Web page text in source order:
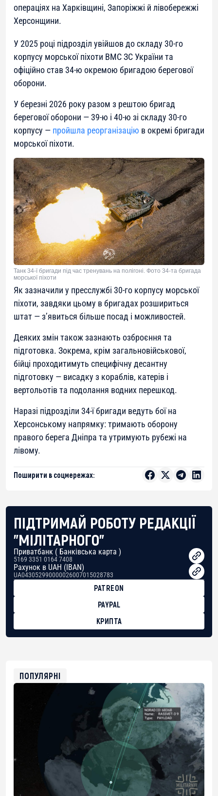
операціях на Харківщині, Запоріжжі й лівобережжі
Херсонщини.
У 2025 році підрозділ увійшов до складу 30-го
корпусу морської піхоти ВМС ЗС України та
офіційно став 34-ю окремою бригадою берегової
оборони.
У березні 2026 року разом з рештою бригад
берегової оборони — 39-ю і 40-ю зі складу 30-го
корпусу — пройшла реорганізацію в окремі бригади
морської піхоти.
Танк 34-ї бригади під час тренувань на полігоні. Фото 34-та бригада
морської піхоти
Як зазначили у пресслужбі 30-го корпусу морської
піхоти, завдяки цьому в бригадах розшириться
штат — з’явиться більше посад і можливостей.
Деяких змін також зазнають озброєння та
підготовка. Зокрема, крім загальновійськової,
бійці проходитимуть специфічну десантну
підготовку — висадку з кораблів, катерів і
вертольотів та подолання водних перешкод.
Наразі підрозділи 34-ї бригади ведуть бої на
Херсонському напрямку: тримають оборону
правого берега Дніпра та утримують рубежі на
лівому.
Поширити в соцмережах:
ПІДТРИМАЙ РОБОТУ РЕДАКЦІЇ
"МІЛІТАРНОГО"
Приватбанк ( Банківська карта )
5169 3351 0164 7408
Рахунок в UAH (IBAN)
UA043052990000026007015028783
PATREON
PAYPAL
КРИПТА
0xfD02863D3289416fcF50975c9DFda13623f97758
ПОПУЛЯРНІ